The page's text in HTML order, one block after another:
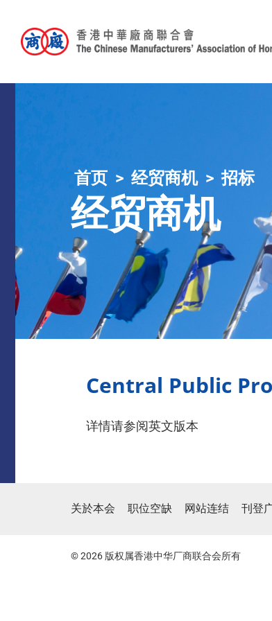
首页 经贸商机 招标
经贸商机
Central Public
详情请参阅英文版本
关於本会 职位空缺 网站连结 刊登
© 2026 版权属香港中华厂商联合会所有